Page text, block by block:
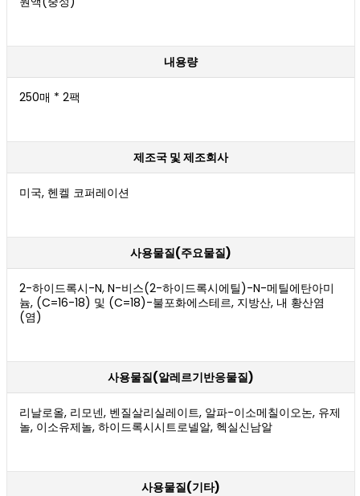
내용량
250매 * 2팩
제조국 및 제조회사
미국, 헨켈 코퍼레이션
사용물질(주요물질)
2-하이드록시-N, N-비스(2-하이드록시에틸)-N-메틸에탄아미
늄, (C=16-18) 및 (C=18)-불포화에스테르, 지방산, 내 황산염
(염)
사용물질(알레르기반응물질)
리날로올, 리모넨, 벤질살리실레이트, 알파-이소메칠이오논, 유제
놀, 이소유제놀, 하이드록시시트로넬알, 헥실신남알
사용물질(기타)